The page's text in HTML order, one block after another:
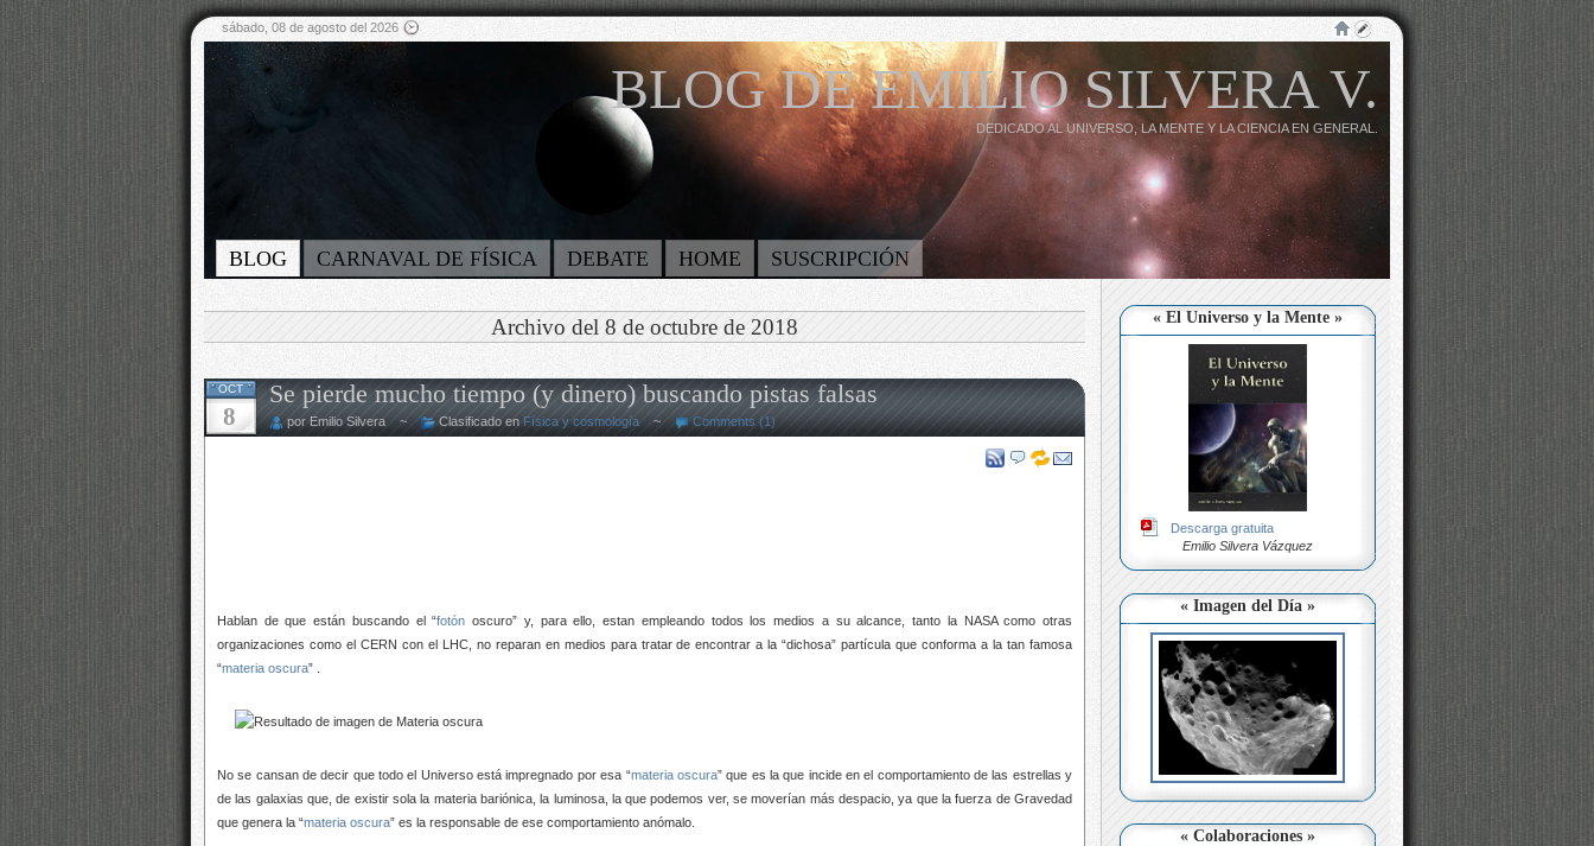
sábado, 08 de agosto del 2026
BLOG DE EMILIO SILVERA V.
DEDICADO AL UNIVERSO, LA MENTE Y LA CIENCIA EN GENERAL.
BLOG CARNAVAL DE FÍSICA DEBATE HOME SUSCRIPCIÓN
« El Universo y la Mente »
Descarga gratuita
Emilio Silvera Vázquez
« Imagen del Día »
« Colaboraciones »
Archivo del 8 de octubre de 2018
OCT
8
Se pierde mucho tiempo (y dinero) buscando pistas falsas
por Emilio Silvera ~ Clasificado en Física y cosmología ~ Comments (1)
Hablan de que están buscando el “fotón oscuro” y, para ello, estan empleando todos los medios a su alcance, tanto la NASA como otras
organizaciones como el CERN con el LHC, no reparan en medios para tratar de encontrar a la “dichosa” partícula que conforma a la tan famosa
“materia oscura” .
No se cansan de decir que todo el Universo está impregnado por esa “materia oscura” que es la que incide en el comportamiento de las estrellas y
de las galaxias que, de existir sola la materia bariónica, la luminosa, la que podemos ver, se moverían más despacio, ya que la fuerza de Gravedad
que genera la “materia oscura” es la responsable de ese comportamiento anómalo.